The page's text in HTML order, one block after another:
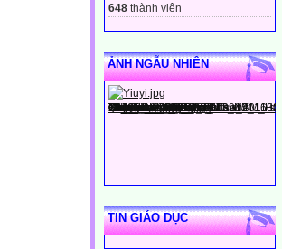
648 thành viên
ẢNH NGẪU NHIÊN
TIN GIÁO DỤC